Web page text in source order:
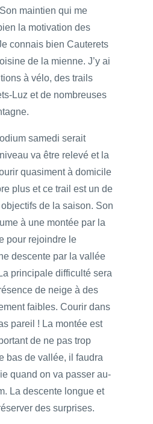
maintien qui me
la motivation des
connais bien Cauterets
de la mienne. J’y ai
à vélo, des trails
Luz et de nombreuses
samedi serait
va être relevé et la
quasiment à domicile
plus et ce trail est un de
de la saison. Son
à une montée par la
pour rejoindre le
descente par la vallée
principale difficulté sera
de neige à des
faibles. Courir dans
pareil ! La montée est
de ne pas trop
bas de vallée, il faudra
quand on va passer au-
La descente longue et
des surprises.